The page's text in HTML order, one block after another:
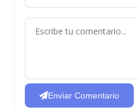
Enviar Comentario